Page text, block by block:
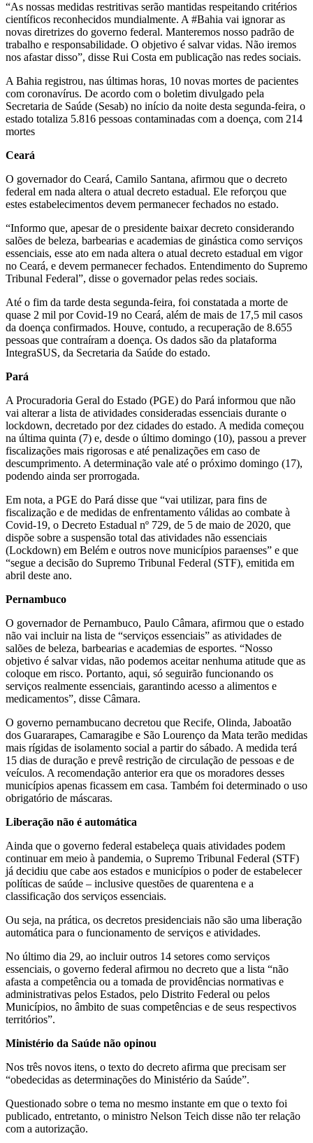
“As nossas medidas restritivas serão mantidas respeitando critérios
científicos reconhecidos mundialmente. A #Bahia vai ignorar as
novas diretrizes do governo federal. Manteremos nosso padrão de
trabalho e responsabilidade. O objetivo é salvar vidas. Não iremos
nos afastar disso”, disse Rui Costa em publicação nas redes sociais.
A Bahia registrou, nas últimas horas, 10 novas mortes de pacientes
com coronavírus. De acordo com o boletim divulgado pela
Secretaria de Saúde (Sesab) no início da noite desta segunda-feira, o
estado totaliza 5.816 pessoas contaminadas com a doença, com 214
mortes
Ceará
O governador do Ceará, Camilo Santana, afirmou que o decreto
federal em nada altera o atual decreto estadual. Ele reforçou que
estes estabelecimentos devem permanecer fechados no estado.
“Informo que, apesar de o presidente baixar decreto considerando
salões de beleza, barbearias e academias de ginástica como serviços
essenciais, esse ato em nada altera o atual decreto estadual em vigor
no Ceará, e devem permanecer fechados. Entendimento do Supremo
Tribunal Federal”, disse o governador pelas redes sociais.
Até o fim da tarde desta segunda-feira, foi constatada a morte de
quase 2 mil por Covid-19 no Ceará, além de mais de 17,5 mil casos
da doença confirmados. Houve, contudo, a recuperação de 8.655
pessoas que contraíram a doença. Os dados são da plataforma
IntegraSUS, da Secretaria da Saúde do estado.
Pará
A Procuradoria Geral do Estado (PGE) do Pará informou que não
vai alterar a lista de atividades consideradas essenciais durante o
lockdown, decretado por dez cidades do estado. A medida começou
na última quinta (7) e, desde o último domingo (10), passou a prever
fiscalizações mais rigorosas e até penalizações em caso de
descumprimento. A determinação vale até o próximo domingo (17),
podendo ainda ser prorrogada.
Em nota, a PGE do Pará disse que “vai utilizar, para fins de
fiscalização e de medidas de enfrentamento válidas ao combate à
Covid-19, o Decreto Estadual nº 729, de 5 de maio de 2020, que
dispõe sobre a suspensão total das atividades não essenciais
(Lockdown) em Belém e outros nove municípios paraenses” e que
“segue a decisão do Supremo Tribunal Federal (STF), emitida em
abril deste ano.
Pernambuco
O governador de Pernambuco, Paulo Câmara, afirmou que o estado
não vai incluir na lista de “serviços essenciais” as atividades de
salões de beleza, barbearias e academias de esportes. “Nosso
objetivo é salvar vidas, não podemos aceitar nenhuma atitude que as
coloque em risco. Portanto, aqui, só seguirão funcionando os
serviços realmente essenciais, garantindo acesso a alimentos e
medicamentos”, disse Câmara.
O governo pernambucano decretou que Recife, Olinda, Jaboatão
dos Guararapes, Camaragibe e São Lourenço da Mata terão medidas
mais rígidas de isolamento social a partir do sábado. A medida terá
15 dias de duração e prevê restrição de circulação de pessoas e de
veículos. A recomendação anterior era que os moradores desses
municípios apenas ficassem em casa. Também foi determinado o uso
obrigatório de máscaras.
Liberação não é automática
Ainda que o governo federal estabeleça quais atividades podem
continuar em meio à pandemia, o Supremo Tribunal Federal (STF)
já decidiu que cabe aos estados e municípios o poder de estabelecer
políticas de saúde – inclusive questões de quarentena e a
classificação dos serviços essenciais.
Ou seja, na prática, os decretos presidenciais não são uma liberação
automática para o funcionamento de serviços e atividades.
No último dia 29, ao incluir outros 14 setores como serviços
essenciais, o governo federal afirmou no decreto que a lista “não
afasta a competência ou a tomada de providências normativas e
administrativas pelos Estados, pelo Distrito Federal ou pelos
Municípios, no âmbito de suas competências e de seus respectivos
territórios”.
Ministério da Saúde não opinou
Nos três novos itens, o texto do decreto afirma que precisam ser
“obedecidas as determinações do Ministério da Saúde”.
Questionado sobre o tema no mesmo instante em que o texto foi
publicado, entretanto, o ministro Nelson Teich disse não ter relação
com a autorização.